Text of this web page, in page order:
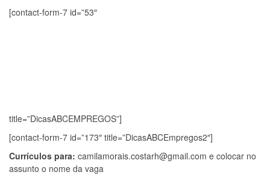
[contact-form-7 id=”53″
title=”DicasABCEMPREGOS”]
[contact-form-7 id=”173″ title=”DicasABCEmpregos2″]
Currículos para: camilamorais.costarh@gmail.com e colocar no
assunto o nome da vaga